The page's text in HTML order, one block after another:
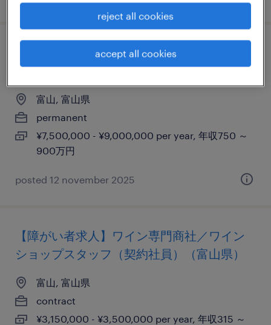
【世界no.1シェア】area sales manager | 富
山エリア
富山, 富山県
permanent
¥7,500,000 - ¥9,000,000 per year, 年収750 ～
900万円
posted 12 november 2025
【障がい者求人】ワイン専門商社／ワイン
ショップスタッフ（契約社員）（富山県）
富山, 富山県
contract
¥3,150,000 - ¥3,500,000 per year, 年収315 ～
reject all cookies
accept all cookies